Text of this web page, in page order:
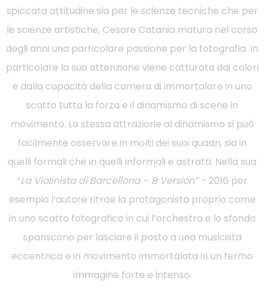
spiccata attitudine sia per le scienze tecniche che per
le scienze artistiche, Cesare Catania matura nel corso
degli anni una particolare passione per la fotografia. In
particolare la sua attenzione viene catturata dai colori
e dalla capacità della camera di immortalare in uno
scatto tutta la forza e il dinamismo di scene in
movimento. La stessa attrazione al dinamismo si può
facilmente osservare in molti dei suoi quadri, sia in
quelli formali che in quelli informali e astratti. Nella sua
“La Violinista di Barcellona – B Version”– 2016 per
esempio l’autore ritrae la protagonista proprio come
in uno scatto fotografico in cui l’orchestra e lo sfondo
spariscono per lasciare il posto a una musicista
eccentrica e in movimento immortalata in un fermo
immagine forte e intenso.